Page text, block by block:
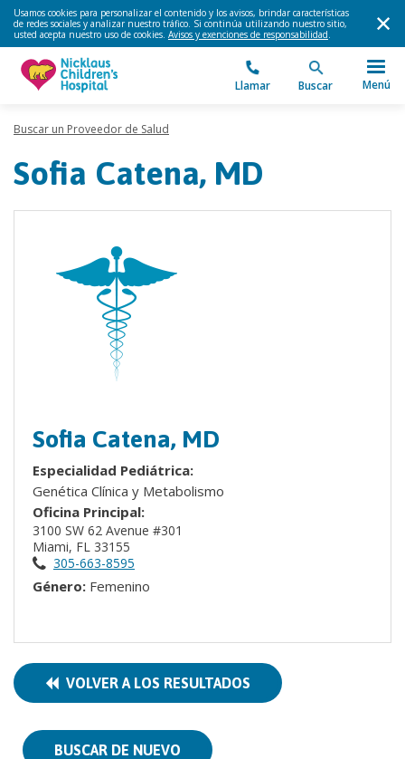
Usamos cookies para personalizar el contenido y los avisos, brindar características
de redes sociales y analizar nuestro tráfico. Si continúa utilizando nuestro sitio,
usted acepta nuestro uso de cookies. Avisos y exenciones de responsabilidad.
Llamar Buscar Menú
Buscar un Proveedor de Salud
Sofia Catena, MD
Sofia Catena, MD
Especialidad Pediátrica:
Genética Clínica y Metabolismo
Oficina Principal:
3100 SW 62 Avenue #301
Miami, FL 33155
305-663-8595
Género: Femenino
VOLVER A LOS RESULTADOS
BUSCAR DE NUEVO